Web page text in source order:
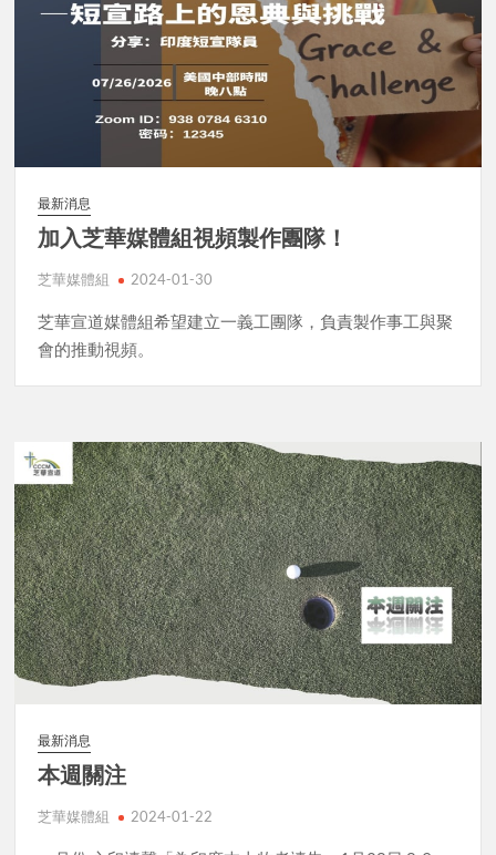
最新消息
加入芝華媒體組視頻製作團隊！
芝華媒體組 2024-01-30
芝華宣道媒體組希望建立一義工團隊，負責製作事工與聚
會的推動視頻。
最新消息
本週關注
芝華媒體組 2024-01-22